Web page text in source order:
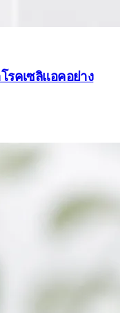
รคเซลิแอคอย่าง